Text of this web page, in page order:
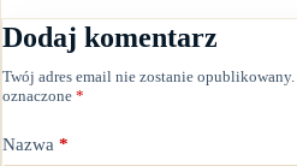
Dodaj komentarz
Twój adres email nie zostanie opublikowany.
oznaczone *
Nazwa *